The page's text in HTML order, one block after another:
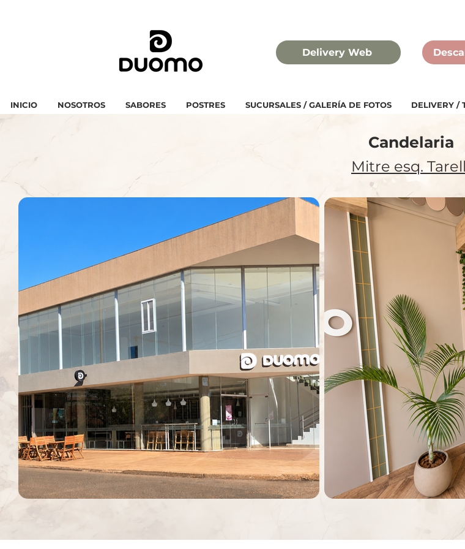
Delivery Web
INICIO NOSOTROS SABORES POSTRES SUCURSALES / GALERÍA DE FOTOS DELIVERY /
Candelaria
Mitre esq.